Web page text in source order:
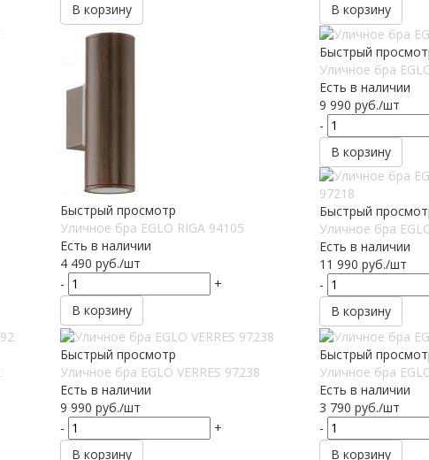
В корзину
В корзину
Быстрый просмотр
Уличное бра EGLO RIGA 94105
Есть в наличии
4 490 руб./шт
-
+
В корзину
Быстрый
Уличное бра
Есть в наличии
9 990 руб./шт
-
В корзину
Быстрый
Уличное бра
Есть в наличии
11 990 руб./шт
-
В корзину
Быстрый просмотр
Уличное бра EGLO VERRES 97238
Есть в наличии
9 990 руб./шт
-
+
В корзину
Быстрый
Уличное бра
Есть в наличии
3 790 руб./шт
-
В корзину